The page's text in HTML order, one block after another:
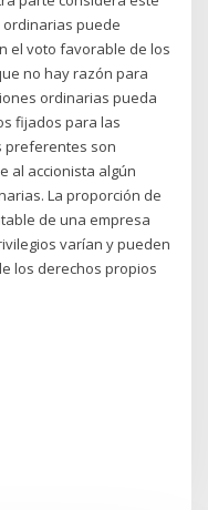
ordinarias puede
el voto favorable de los
no hay razón para
ordinarias pueda
fijados para las
preferentes son
al accionista algún
La proporción de
de una empresa
varían y pueden
los derechos propios